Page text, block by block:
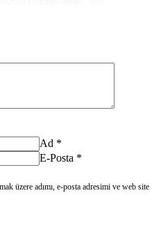
Ad *
E-Posta *
üzere adımı, e-posta adresimi ve web site